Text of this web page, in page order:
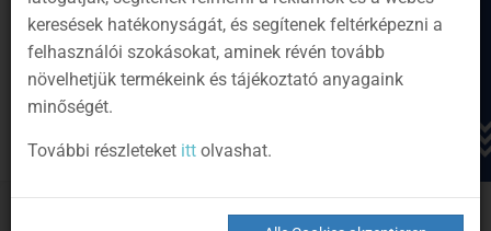
keresések hatékonyságát, és segítenek feltérképezni a
felhasználói szokásokat, aminek révén tovább
növelhetjük termékeink és tájékoztató anyagaink
minőségét.
További részleteket ittolvashat.